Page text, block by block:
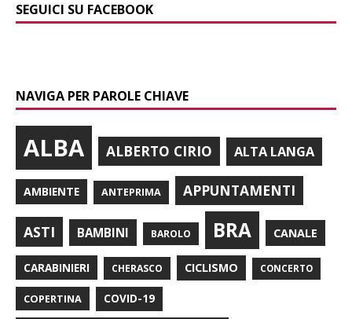
SEGUICI SU FACEBOOK
NAVIGA PER PAROLE CHIAVE
ALBA ALBERTO CIRIO ALTA LANGA
AMBIENTE ANTEPRIMA APPUNTAMENTI
ASTI BAMBINI BAROLO BRA CANALE
CARABINIERI CHERASCO CICLISMO CONCERTO
COPERTINA COVID-19